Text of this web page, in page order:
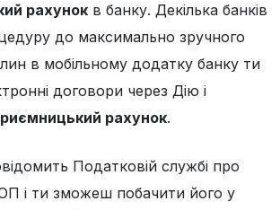
рахунок в банку. Декілька банків
до максимально зручного
в мобільному додатку банку ти
договори через Дію і
рахунок.
Податковій службі про
і ти зможеш побачити його у